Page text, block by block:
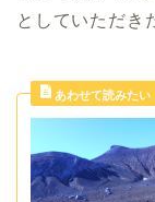
としていただき